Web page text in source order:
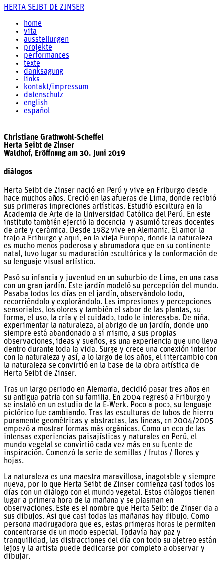
HERTA SEIBT DE ZINSER
home
vita
ausstellungen
projekte
performances
texte
danksagung
links
kontakt/impressum
datenschutz
english
español
Christiane Grathwohl-Scheffel
Herta Seibt de Zinser
Waldhof, Eröffnung am 30. Juni 2019
diálogos
Herta Seibt de Zinser nació en Perú y vive en Friburgo desde
hace muchos años. Creció en las afueras de Lima, donde recibió
sus primeras impreciones artísticas. Estudió escultura en la
Academia de Arte de la Universidad Católica del Perú. En este
instituto también ejerció la docencia y asumió tareas docentes
de arte y cerámica. Desde 1982 vive en Alemania. El amor la
trajo a Friburgo y aquí, en la vieja Europa, donde la naturaleza
es mucho menos poderosa y abrumadora que en su continente
natal, tuvo lugar su maduración escultórica y la conformación de
su lenguaje visual artístico.
Pasó su infancia y juventud en un suburbio de Lima, en una casa
con un gran jardín. Este jardín modeló su percepción del mundo.
Pasaba todos los días en el jardín, observándolo todo,
recorriéndolo y explorándolo. Las impresiones y percepciones
sensoriales, los olores y también el sabor de las plantas, su
forma, el uso, la cría y el cuidado, todo le interesaba. De niña,
experimentar la naturaleza, al abrigo de un jardín, donde uno
siempre está abandonado a sí mismo, a sus propias
observaciones, ideas y sueños, es una experiencia que uno lleva
dentro durante toda la vida. Surge y crece una conexión interior
con la naturaleza y así, a lo largo de los años, el intercambio con
la naturaleza se convirtió en la base de la obra artística de
Herta Seibt de Zinser.
Tras un largo periodo en Alemania, decidió pasar tres años en
su antigua patria con su familia. En 2004 regresó a Friburgo y
se instaló en un estudio de la E-Werk. Poco a poco, su lenguaje
pictórico fue cambiando. Tras las esculturas de tubos de hierro
puramente geométricas y abstractas, las lineas, en 2004/2005
empezó a mostrar formas más orgánicas. Como un eco de las
intensas experiencias paisajísticas y naturales en Perú, el
mundo vegetal se convirtió cada vez más en su fuente de
inspiración. Comenzó la serie de semillas / frutos / flores y
hojas.
La naturaleza es una maestra maravillosa, inagotable y siempre
nueva, por lo que Herta Seibt de Zinser comienza casi todos los
días con un diálogo con el mundo vegetal. Estos diálogos tienen
lugar a primera hora de la mañana y se plasman en
observaciones. Este es el nombre que Herta Seibt de Zinser da a
sus dibujos. Así que casi todas las mañanas hay dibujo. Como
persona madrugadora que es, estas primeras horas le permiten
concentrarse de un modo especial. Todavía hay paz y
tranquilidad, las distracciones del día con todo su ajetreo están
lejos y la artista puede dedicarse por completo a observar y
dibujar.